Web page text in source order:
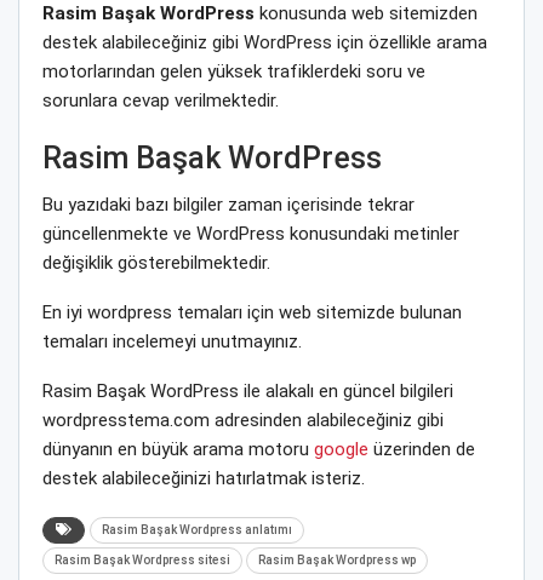
Rasim Başak WordPress konusunda web sitemizden
destek alabileceğiniz gibi WordPress için özellikle arama
motorlarından gelen yüksek trafiklerdeki soru ve
sorunlara cevap verilmektedir.
Rasim Başak WordPress
Bu yazıdaki bazı bilgiler zaman içerisinde tekrar
güncellenmekte ve WordPress konusundaki metinler
değişiklik gösterebilmektedir.
En iyi wordpress temaları için web sitemizde bulunan
temaları incelemeyi unutmayınız.
Rasim Başak WordPress ile alakalı en güncel bilgileri
wordpresstema.com adresinden alabileceğiniz gibi
dünyanın en büyük arama motoru google üzerinden de
destek alabileceğinizi hatırlatmak isteriz.
Rasim Başak Wordpress anlatımı
Rasim Başak Wordpress sitesi Rasim Başak Wordpress wp